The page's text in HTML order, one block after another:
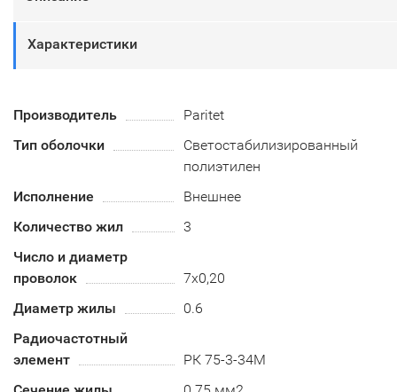
Характеристики
Производитель
Paritet
Тип оболочки
Светостабилизированный
полиэтилен
Исполнение
Внешнее
Количество жил
3
Число и диаметр
проволок
7х0,20
Диаметр жилы
0.6
Радиочастотный
элемент
РК 75-3-34М